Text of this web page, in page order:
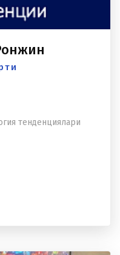
тенденциялари